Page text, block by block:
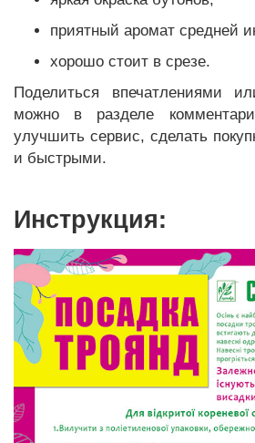
приятный аромат средней
хорошо стоит в срезе.
Поделиться впечатлениями
можно в разделе
улучшить сервис, сделать
и быстрыми.
Инструкция: